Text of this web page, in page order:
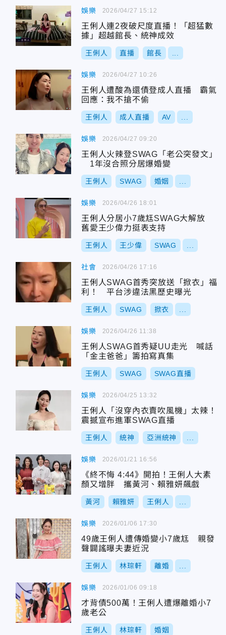
娛樂
王俐人連2夜破尺度直播！「超猛數
據」超越館長、統神成效
王俐人 直播 館長
2026/04/27 15:12
娛樂
王俐人遭酸為還債登成人直播 霸氣
回應：我不搶不偷
王俐人 成人直播 AV
2026/04/27 10:26
娛樂
王俐人火辣登SWAG「老公突發文」
1年沒合照分居爆婚變
王俐人 SWAG 婚姻
2026/04/27 09:20
娛樂
王俐人分居小7歲尪SWAG大解放
舊愛王少偉力挺表支持
王俐人 王少偉 SWAG
2026/04/26 18:01
社會
王俐人SWAG首秀突放送「掀衣」福
利！ 平台涉違法黑歷史曝光
王俐人 SWAG 掀衣
2026/04/26 17:16
娛樂
王俐人SWAG首秀疑UU走光 喊話
「金主爸爸」籌拍寫真集
王俐人 SWAG SWAG直播
2026/04/26 11:38
娛樂
王俐人「沒穿內衣賣吹風機」太辣！
震撼宣布進軍SWAG直播
王俐人 統神 亞洲統神
2026/04/25 13:32
娛樂
《終不悔 4:44》開拍！王俐人大素
顏又增胖 攜黃河、賴雅妍飆戲
黃河 賴雅妍 王俐人
2026/01/21 16:56
娛樂
49歲王俐人遭傳婚變小7歲尪 親發
聲闢謠曝夫妻近況
王俐人 林琮軒 離婚
2026/01/06 17:30
娛樂
才背債500萬！王俐人遭爆離婚小7
歲老公
王俐人 林琮軒 婚姻
2026/01/06 09:18